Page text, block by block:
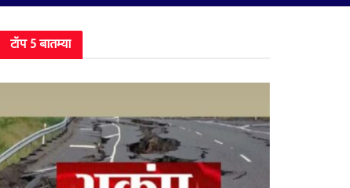
टॉप 5 बातम्या